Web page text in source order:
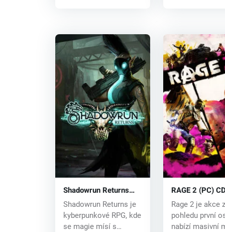
Shadowrun Returns
(PC) CD key
Shadowrun Returns je
kyberpunkové RPG, kde
se magie mísí s
RAGE 2 (PC)
Rage 2 je akce z
pohledu první
nabízí masivní